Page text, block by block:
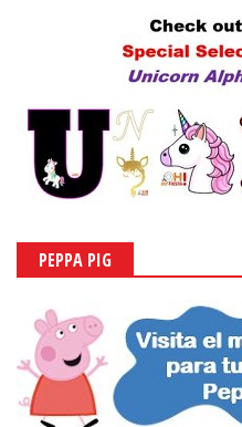
PEPPA PIG